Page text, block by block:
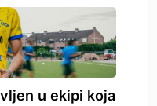
u ekipi koja